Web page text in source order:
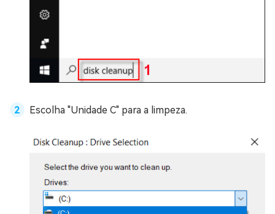
Escolha "Unidade C" para a limpeza.